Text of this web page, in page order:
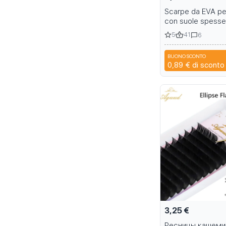
Scarpe da EVA
con suole
varietà di colori
5 41 6
BUONO SCONTO
0,89 € di sconto
3,25 €